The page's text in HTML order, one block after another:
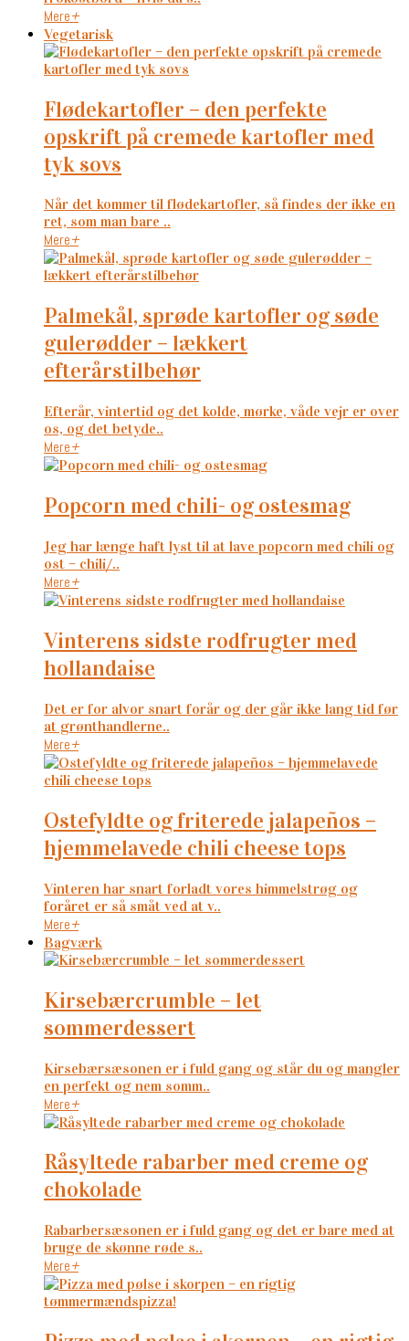
Mere+
Vegetarisk
flødekartofler – den perfekte
opskrift på cremede kartofler med
tyk sovs
Når det kommer til flødekartofler, så findes der ikke en
ret, som man bare ..
Mere+
palmekål, sprøde kartofler og søde
gulerødder – lækkert
efterårstilbehør
Efterår, vintertid og det kolde, mørke, våde vejr er over
os, og det betyde..
Mere+
popcorn med chili- og ostesmag
Jeg har længe haft lyst til at lave popcorn med chili og
ost – chili/..
Mere+
vinterens sidste rodfrugter med
hollandaise
Det er for alvor snart forår og der går ikke lang tid før
at grønthandlerne..
Mere+
ostefyldte og friterede jalapeños –
hjemmelavede chili cheese tops
Vinteren har snart forladt vores himmelstrøg og
foråret er så småt ved at v..
Mere+
Bagværk
kirsebærcrumble – let
sommerdessert
Kirsebærsæsonen er i fuld gang og står du og mangler
en perfekt og nem somm..
Mere+
råsyltede rabarber med creme og
chokolade
Rabarbersæsonen er i fuld gang og det er bare med at
bruge de skønne røde s..
Mere+